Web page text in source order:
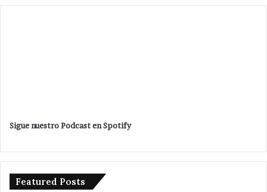
Sigue nuestro Podcast en Spotify
Featured Posts